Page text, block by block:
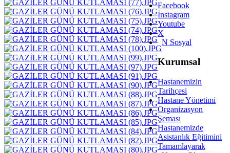
Facebook
İnstagram
Youtube
X
N Sosyal
Kurumsal
Hastanemizin
Tarihçesi
Hastane Yönetimi
Organizasyon
Şeması
Hastanemizde
Asistanlık Eğitimini
Tamamlayarak